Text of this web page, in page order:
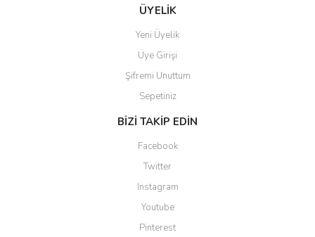
ÜYELİK
Yeni Üyelik
Üye Girişi
Şifremi Unuttum
Sepetiniz
BİZİ TAKİP EDİN
Facebook
Twitter
Instagram
Youtube
Pinterest